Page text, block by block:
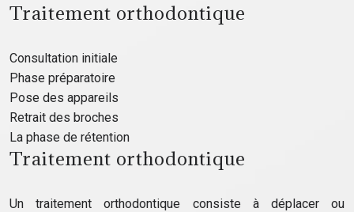
Traitement orthodontique
Consultation initiale
Phase préparatoire
Pose des appareils
Retrait des broches
La phase de rétention
Traitement orthodontique
Un traitement orthodontique consiste à déplacer ou